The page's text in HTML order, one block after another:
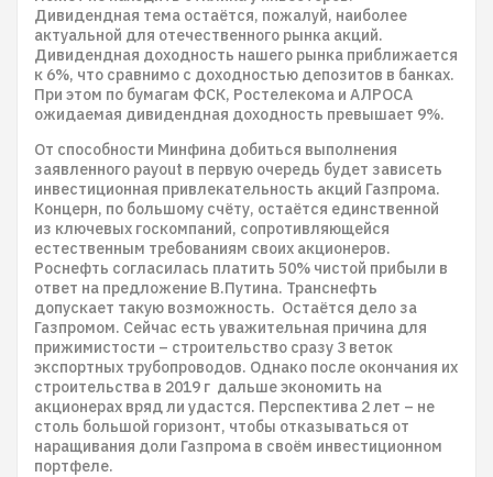
Дивидендная тема остаётся, пожалуй, наиболее
актуальной для отечественного рынка акций.
Дивидендная доходность нашего рынка приближается
к 6%, что сравнимо с доходностью депозитов в банках.
При этом по бумагам ФСК, Ростелекома и АЛРОСА
ожидаемая дивидендная доходность превышает 9%.
От способности Минфина добиться выполнения
заявленного payout в первую очередь будет зависеть
инвестиционная привлекательность акций Газпрома.
Концерн, по большому счёту, остаётся единственной
из ключевых госкомпаний, сопротивляющейся
естественным требованиям своих акционеров.
Роснефть согласилась платить 50% чистой прибыли в
ответ на предложение В.Путина. Транснефть
допускает такую возможность. Остаётся дело за
Газпромом. Сейчас есть уважительная причина для
прижимистости – строительство сразу 3 веток
экспортных трубопроводов. Однако после окончания их
строительства в 2019 г дальше экономить на
акционерах вряд ли удастся. Перспектива 2 лет – не
столь большой горизонт, чтобы отказываться от
наращивания доли Газпрома в своём инвестиционном
портфеле.